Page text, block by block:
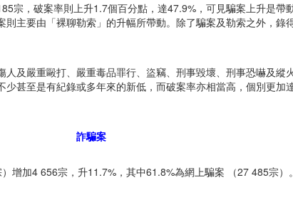
宗，破案率則上升1.7個百分點，達47.9%，可見騙案上升是帶
主要由「裸聊勒索」的升幅所帶動。除了騙案及勒索之外，錄
及嚴重毆打、嚴重毒品罪行、盜竊、刑事毀壞、刑事恐嚇及縱
甚至是有紀錄或多年來的新低，而破案率亦相當高，個別更加
詐騙案
增加4 656宗，升11.7%，其中61.8%為網上騙案 （27 485宗）